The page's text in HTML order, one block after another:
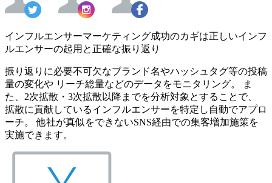
インフルエンサーマーケティング成功のカギは正しいインフ
ルエンサーの起用と正確な振り返り
振り返りに必要不可欠なブランド名やハッシュタグ等の投稿
量の変化や リーチ総量などのデータをモニタリング。 ま
た、2次拡散・3次拡散以降までを分析対象とすることで、
拡散に貢献しているインフルエンサーを特定し自動でアプロ
ーチ。 他社が真似をできないSNS経由での集客増加施策を
実施できます。